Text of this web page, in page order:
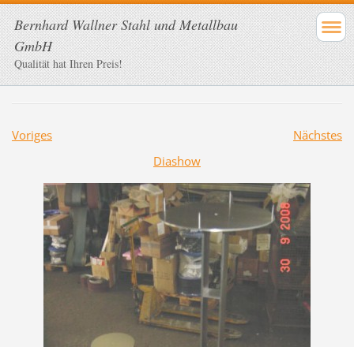
Bernhard Wallner Stahl und Metallbau
GmbH
Qualität hat Ihren Preis!
Voriges
Nächstes
Diashow